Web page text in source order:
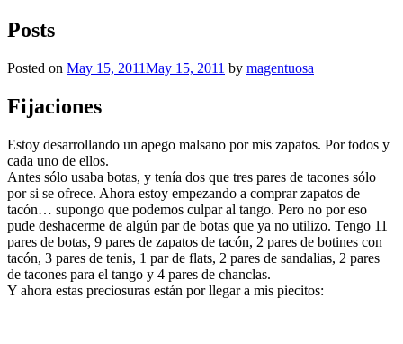
Posts
Posted on May 15, 2011May 15, 2011 by magentuosa
Fijaciones
Estoy desarrollando un apego malsano por mis zapatos. Por todos y
cada uno de ellos.
Antes sólo usaba botas, y tenía dos que tres pares de tacones sólo
por si se ofrece. Ahora estoy empezando a comprar zapatos de
tacón… supongo que podemos culpar al tango. Pero no por eso
pude deshacerme de algún par de botas que ya no utilizo. Tengo 11
pares de botas, 9 pares de zapatos de tacón, 2 pares de botines con
tacón, 3 pares de tenis, 1 par de flats, 2 pares de sandalias, 2 pares
de tacones para el tango y 4 pares de chanclas.
Y ahora estas preciosuras están por llegar a mis piecitos: